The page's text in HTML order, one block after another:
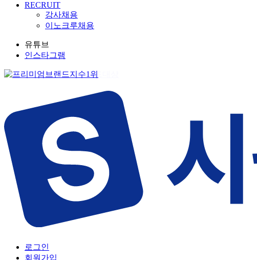
RECRUIT
강사채용
이노크루채용
유튜브
인스타그램
로그인
회원가입